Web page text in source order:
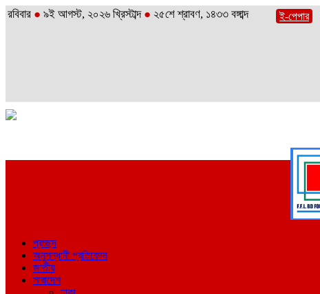
রবিবার ● ৯ই আগস্ট, ২০২৬ খ্রিস্টাব্দ ● ২৫শে শ্রাবণ, ১৪৩৩ বঙ্গাব্দ ই-পেপার
প্রচ্ছদ
অনুসন্ধানী প্রতিবেদন
জাতীয়
সারাদেশ